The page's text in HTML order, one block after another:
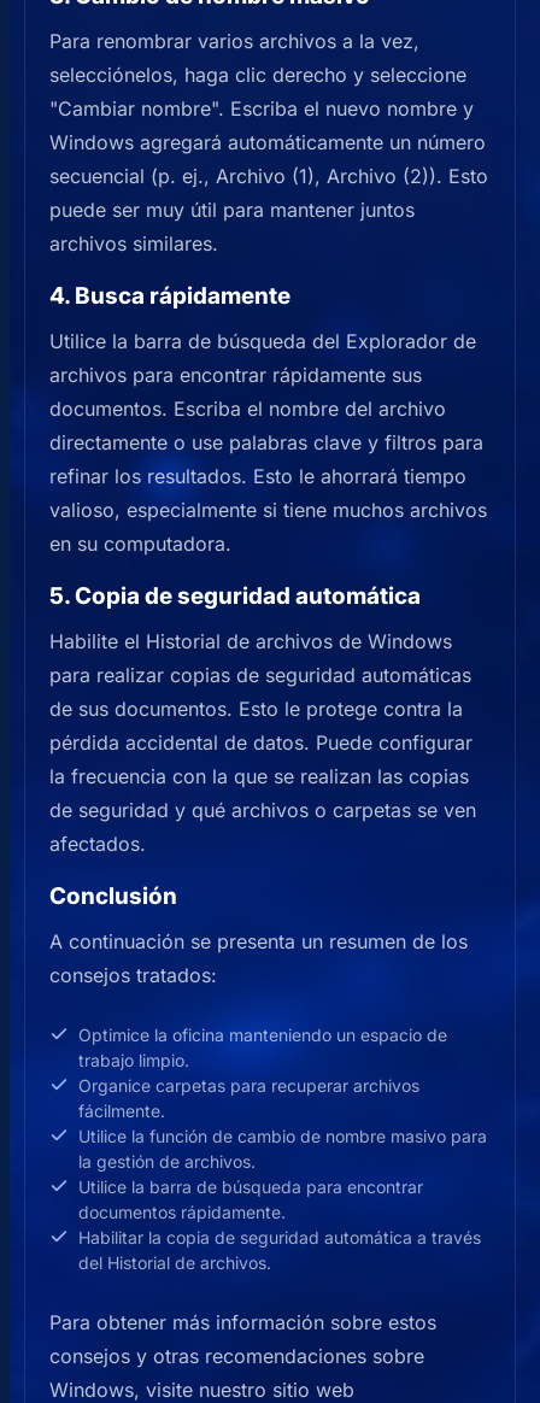
Para renombrar varios archivos a la vez,
selecciónelos, haga clic derecho y seleccione
"Cambiar nombre". Escriba el nuevo nombre y
Windows agregará automáticamente un número
secuencial (p. ej., Archivo (1), Archivo (2)). Esto
puede ser muy útil para mantener juntos
archivos similares.
4. Busca rápidamente
Utilice la barra de búsqueda del Explorador de
archivos para encontrar rápidamente sus
documentos. Escriba el nombre del archivo
directamente o use palabras clave y filtros para
refinar los resultados. Esto le ahorrará tiempo
valioso, especialmente si tiene muchos archivos
en su computadora.
5. Copia de seguridad automática
Habilite el Historial de archivos de Windows
para realizar copias de seguridad automáticas
de sus documentos. Esto le protege contra la
pérdida accidental de datos. Puede configurar
la frecuencia con la que se realizan las copias
de seguridad y qué archivos o carpetas se ven
afectados.
Conclusión
A continuación se presenta un resumen de los
consejos tratados:
Optimice la oficina manteniendo un espacio de
trabajo limpio.
Organice carpetas para recuperar archivos
fácilmente.
Utilice la función de cambio de nombre masivo para
la gestión de archivos.
Utilice la barra de búsqueda para encontrar
documentos rápidamente.
Habilitar la copia de seguridad automática a través
del Historial de archivos.
Para obtener más información sobre estos
consejos y otras recomendaciones sobre
Windows, visite nuestro sitio web